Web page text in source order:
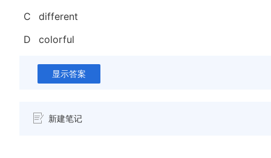
C
different
D
colorful
显示答案
新建笔记